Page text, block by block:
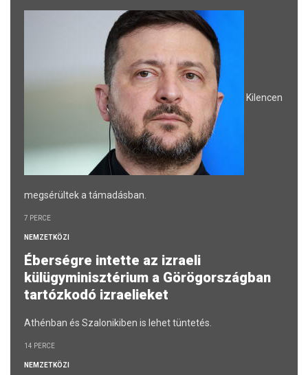
Kilencen
megsérültek a támadásban.
7 PERCE
NEMZETKÖZI
Éberségre intette az izraeli
külügyminisztérium a Görögországban
tartózkodó izraelieket
Athénban és Szalonikiben is lehet tüntetés.
14 PERCE
NEMZETKÖZI